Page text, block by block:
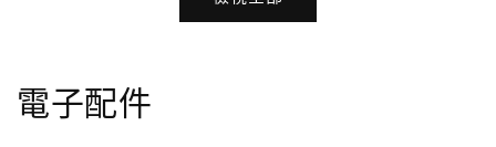
電子配件